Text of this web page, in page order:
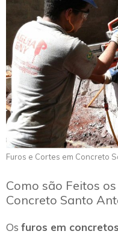
Furos e Cortes em Concreto
Como são Feitos
Concreto Santo
Os furos em concretos